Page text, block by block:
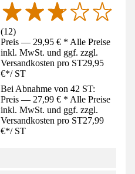
(12)
Preis — 29,95 € * Alle Preise
inkl. MwSt. und ggf. zzgl.
Versandkosten pro ST29,95
€*/ ST
Bei Abnahme von 42 ST:
Preis — 27,99 € * Alle Preise
inkl. MwSt. und ggf. zzgl.
Versandkosten pro ST27,99
€*/ ST